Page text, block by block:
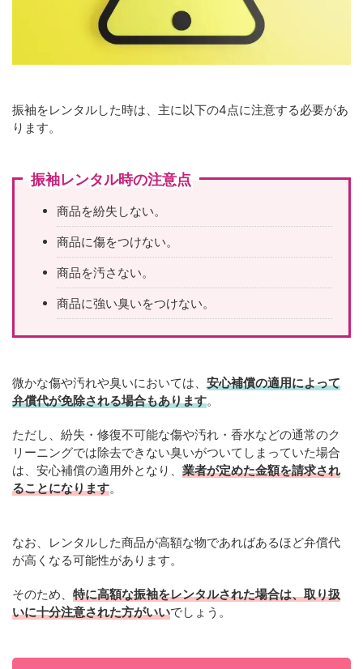
振袖をレンタルした時は、主に以下の4点に注意する必要があ
ります。
振袖レンタル時の注意点
商品を紛失しない。
商品に傷をつけない。
商品を汚さない。
商品に強い臭いをつけない。
微かな傷や汚れや臭いにおいては、 安心補償の適用によって
弁償代が免除される場合もあります。
ただし、紛失・修復不可能な傷や汚れ・香水などの通常のク
リーニングでは除去できない臭いがついてしまっていた場合
は、安心補償の適用外となり、 業者が定めた金額を請求され
ることになります。
なお、レンタルした商品が高額な物であればあるほど弁償代
が高くなる可能性があります。
そのため、 特に高額な振袖をレンタルされた場合は、取り扱
いに十分注意された方がいいでしょう。